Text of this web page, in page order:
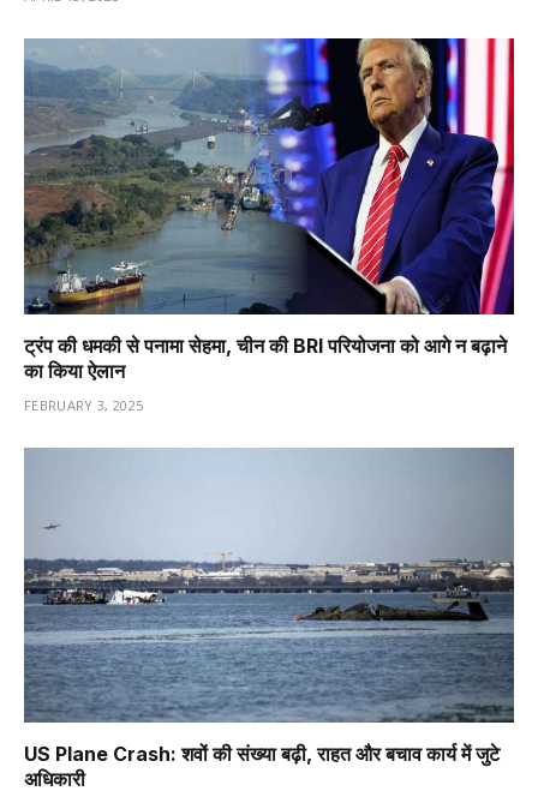
ट्रंप की धमकी से पनामा सेहमा, चीन की BRI परियोजना को आगे न बढ़ाने
का किया ऐलान
FEBRUARY 3, 2025
US Plane Crash: शवों की संख्या बढ़ी, राहत और बचाव कार्य में जुटे
अधिकारी